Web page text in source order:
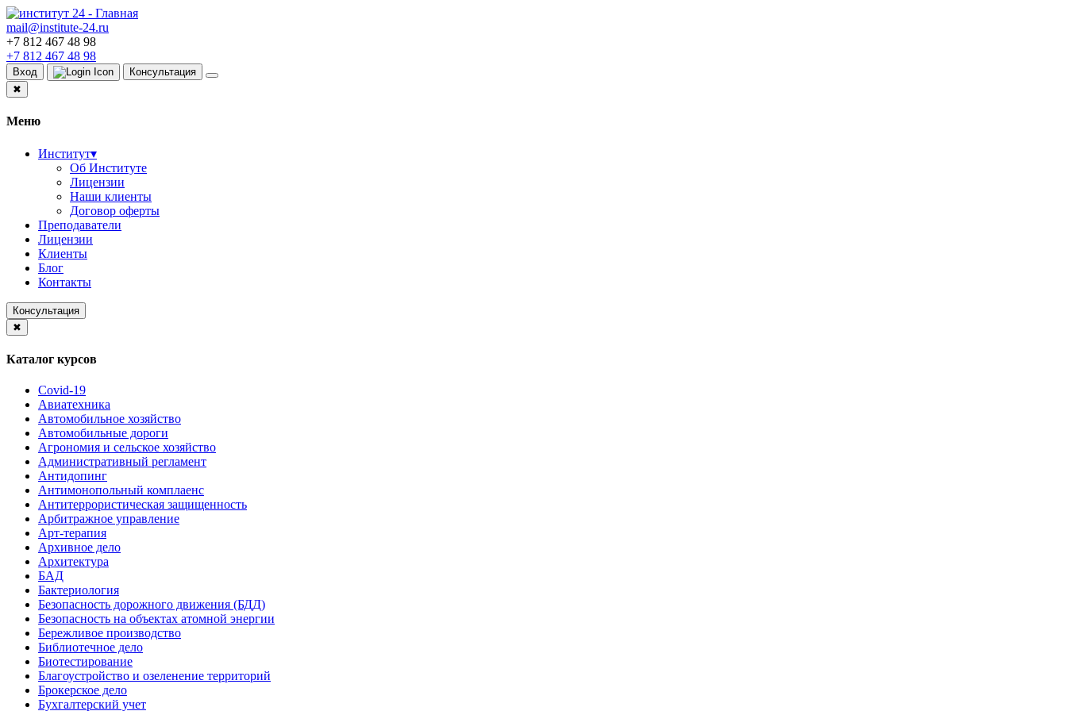
mail@institute-24.ru
+7 812 467 48 98
+7 812 467 48 98
Вход
Консультация
✖
Меню
Институт▾
Об Институте
Лицензии
Наши клиенты
Договор оферты
Преподаватели
Лицензии
Клиенты
Блог
Контакты
Консультация
✖
Каталог курсов
Covid-19
Авиатехника
Автомобильное хозяйство
Автомобильные дороги
Агрономия и сельское хозяйство
Административный регламент
Антидопинг
Антимонопольный комплаенс
Антитеррористическая защищенность
Арбитражное управление
Арт-терапия
Архивное дело
Архитектура
БАД
Бактериология
Безопасность дорожного движения (БДД)
Безопасность на объектах атомной энергии
Бережливое производство
Библиотечное дело
Биотестирование
Благоустройство и озеленение территорий
Брокерское дело
Бухгалтерский учет